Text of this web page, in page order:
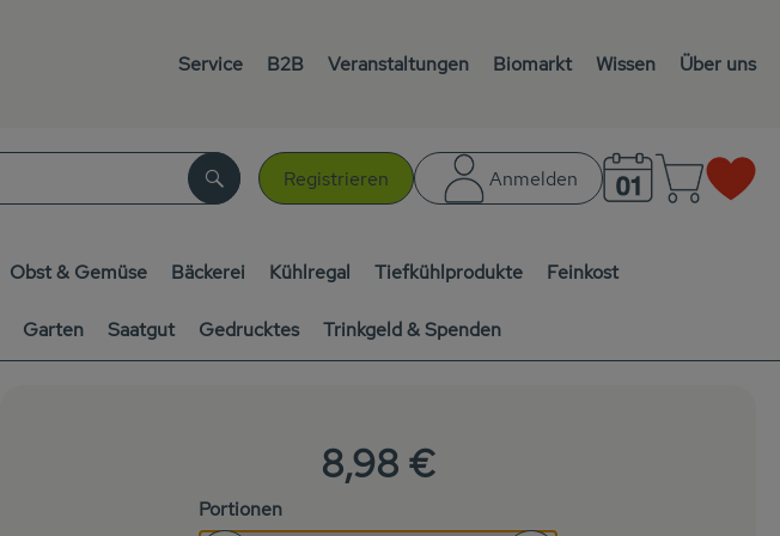
Service B2B Veranstaltungen Biomarkt Wissen Über uns
Registrieren Anmelden
Suchen
Obst & Gemüse Bäckerei Kühlregal Tiefkühlprodukte Feinkost
Garten Saatgut Gedrucktes Trinkgeld & Spenden
8,98 €
Portionen